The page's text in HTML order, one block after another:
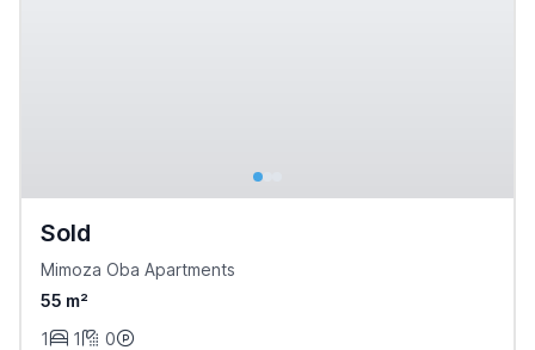
Sold
Mimoza Oba Apartments
55 m²
1
1 0